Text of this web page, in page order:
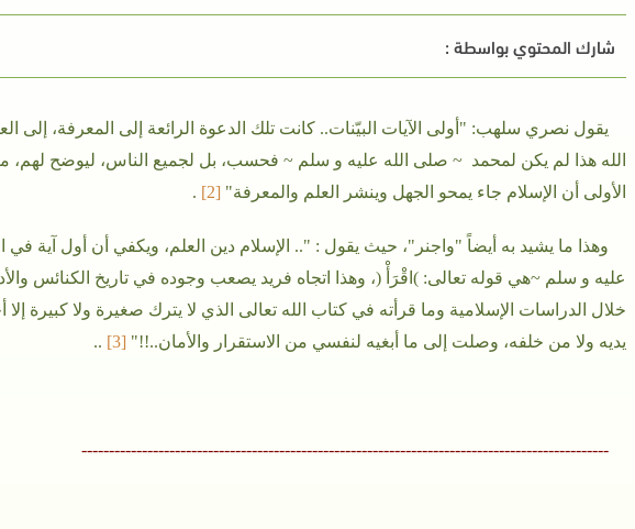
شارك المحتوي بواسطة :
يقول نصري سلهب: "أولى الآيات البيّنات.. كانت تلك الدعوة الرائعة إلى المعرفة، إلى
الله هذا لم يكن لمحمد ~ صلى الله عليه و سلم ~ فحسب، بل لجميع الناس، ليوضح لهم،
الأولى أن الإسلام جاء يمحو الجهل وينشر العلم والمعرفة"[2
]
.
وهذا ما يشيد به أيضاً "واجنر"، حيث يقول : ".. الإسلام دين العلم، ويكفي أن أول آية
عليه و سلم ~هي قوله تعالى: )اقْرَأْ (، وهذا اتجاه فريد يصعب وجوده في تاريخ الكنائس
خلال الدراسات الإسلامية وما قرأته في كتاب الله تعالى الذي لا يترك صغيرة ولا كبيرة إلا
يديه ولا من خلفه، وصلت إلى ما أبغيه لنفسي من الاستقرار والأمان..!!"[3
]
..
------------------------------------------------------------------------------------------------